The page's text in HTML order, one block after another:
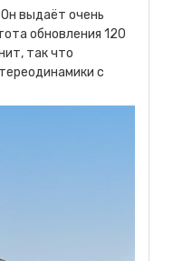
выдаёт очень
обновления 120
так что
с